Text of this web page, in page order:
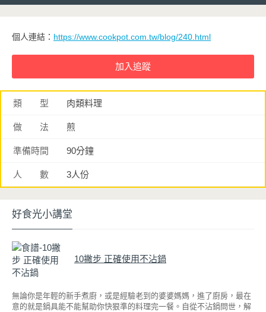
個人連結： https://www.cookpot.com.tw/blog/240.html
類 型 肉類料理
做 法 煎
準備時間 90分鐘
人 數 3人份
好食光小講堂
10撇步 正確使用不沾鍋
無論你是年輕的新手煮廚，或是經驗老到的婆婆媽媽，進了廚房，最在
意的就是鍋具能不能幫助你快狠準的料理完一餐。自從不沾鍋問世，解